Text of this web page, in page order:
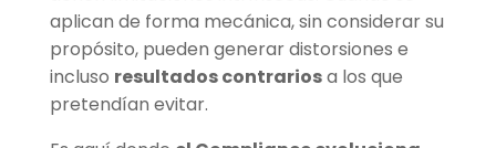
aplican de forma mecánica, sin considerar su
propósito, pueden generar distorsiones e
incluso resultados contrariosa los que
pretendían evitar.